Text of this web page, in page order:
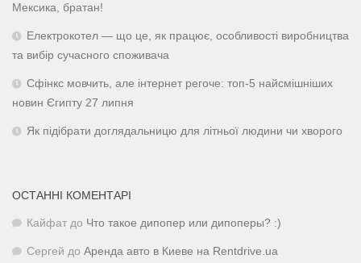
Мексика, братан!
Електрокотел — що це, як працює, особливості виробництва
та вибір сучасного споживача
Сфінкс мовчить, але інтернет регоче: топ-5 найсмішніших
новин Єгипту 27 липня
Як підібрати доглядальницю для літньої людини чи хворого
ОСТАННІ КОМЕНТАРІ
Кайфат до Что такое дипопер или дипоперы? :)
Сергей до Аренда авто в Киеве на Rentdrive.ua